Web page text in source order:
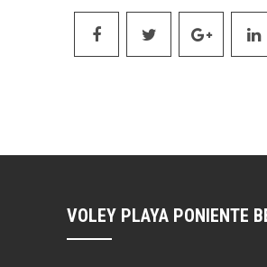
VOLEY PLAYA PONIENTE